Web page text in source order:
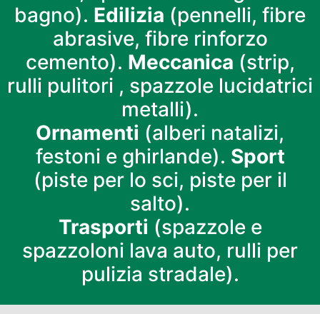
bagno). Edilizia (pennelli, fibre
abrasive, fibre rinforzo
cemento). Meccanica (strip,
rulli pulitori , spazzole lucidatrici
metalli).
Ornamenti (alberi natalizi,
festoni e ghirlande). Sport
(piste per lo sci, piste per il
salto).
Trasporti (spazzole e
spazzoloni lava auto, rulli per
pulizia stradale).